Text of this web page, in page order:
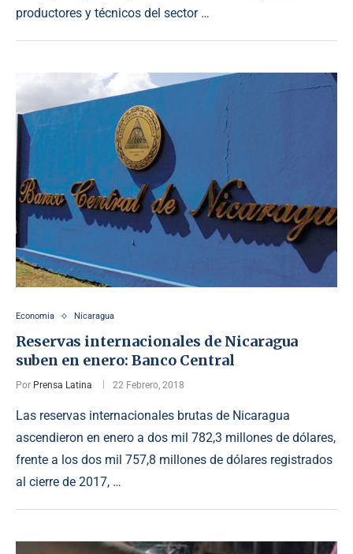
productores y técnicos del sector …
Economia Nicaragua
Reservas internacionales de Nicaragua
suben en enero: Banco Central
Por Prensa Latina 22 Febrero, 2018
Las reservas internacionales brutas de Nicaragua
ascendieron en enero a dos mil 782,3 millones de dólares,
frente a los dos mil 757,8 millones de dólares registrados
al cierre de 2017, …